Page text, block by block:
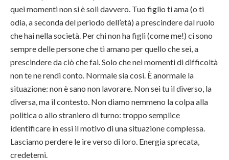
quei momenti non si è soli davvero. Tuo figlio ti ama (o ti
odia, a seconda del periodo dell’età) a prescindere dal ruolo
che hai nella società. Per chi non ha figli (come me!) ci sono
sempre delle persone che ti amano per quello che sei, a
prescindere da ciò che fai. Solo che nei momenti di difficoltà
non te ne rendi conto. Normale sia così. È anormale la
situazione: non è sano non lavorare. Non sei tu il diverso, la
diversa, ma il contesto. Non diamo nemmeno la colpa alla
politica o allo straniero di turno: troppo semplice
identificare in essi il motivo di una situazione complessa.
Lasciamo perdere le ire verso di loro. Energia sprecata,
credetemi.